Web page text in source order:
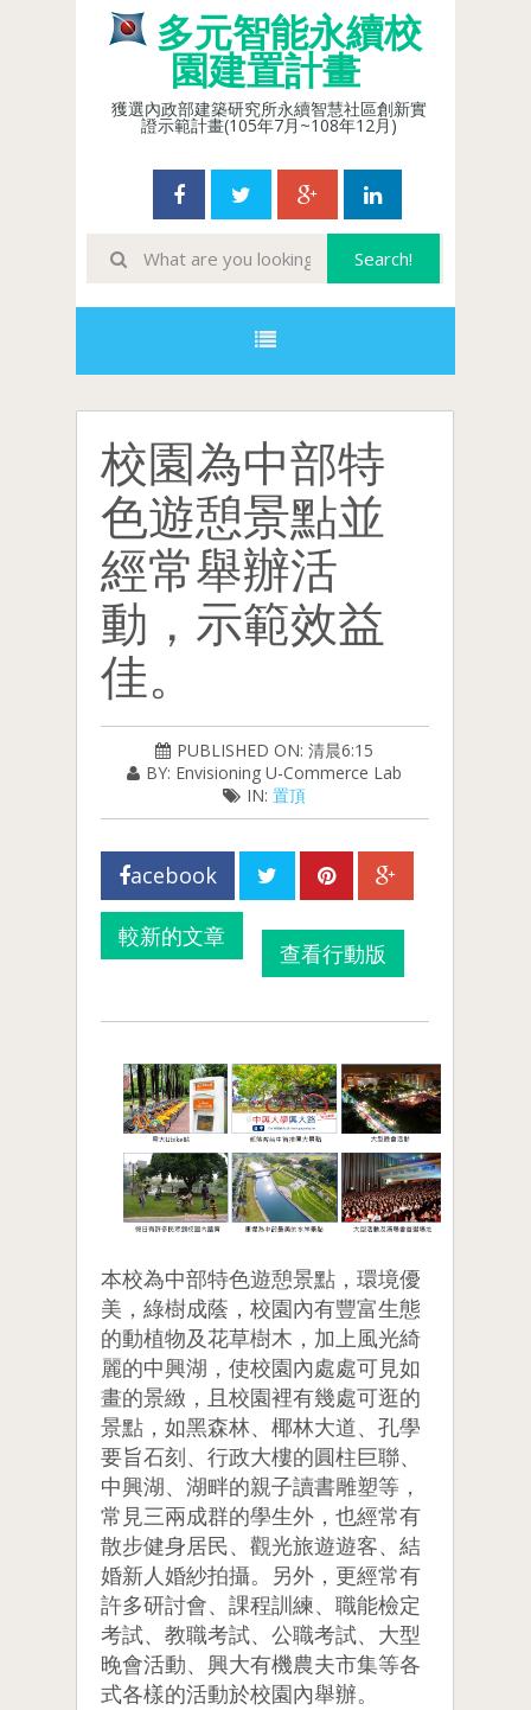
多元智能永續校
園建置計畫
獲選內政部建築研究所永續智慧社區創新實
證示範計畫(105年7月~108年12月)
校園為中部特
色遊憩景點並
經常舉辦活
動，示範效益
佳。
PUBLISHED ON: 清晨6:15
BY: Envisioning U-Commerce Lab
IN:置頂
acebook
較新的文章
查看行動版
本校為中部特色遊憩景點，環境優
美，綠樹成蔭，校園內有豐富生態
的動植物及花草樹木，加上風光綺
麗的中興湖，使校園內處處可見如
畫的景緻，且校園裡有幾處可逛的
景點，如黑森林、椰林大道、孔學
要旨石刻、行政大樓的圓柱巨聯、
中興湖、湖畔的親子讀書雕塑等，
常見三兩成群的學生外，也經常有
散步健身居民、觀光旅遊遊客、結
婚新人婚紗拍攝。另外，更經常有
許多研討會、課程訓練、職能檢定
考試、教職考試、公職考試、大型
晚會活動、興大有機農夫市集等各
式各樣的活動於校園內舉辦。